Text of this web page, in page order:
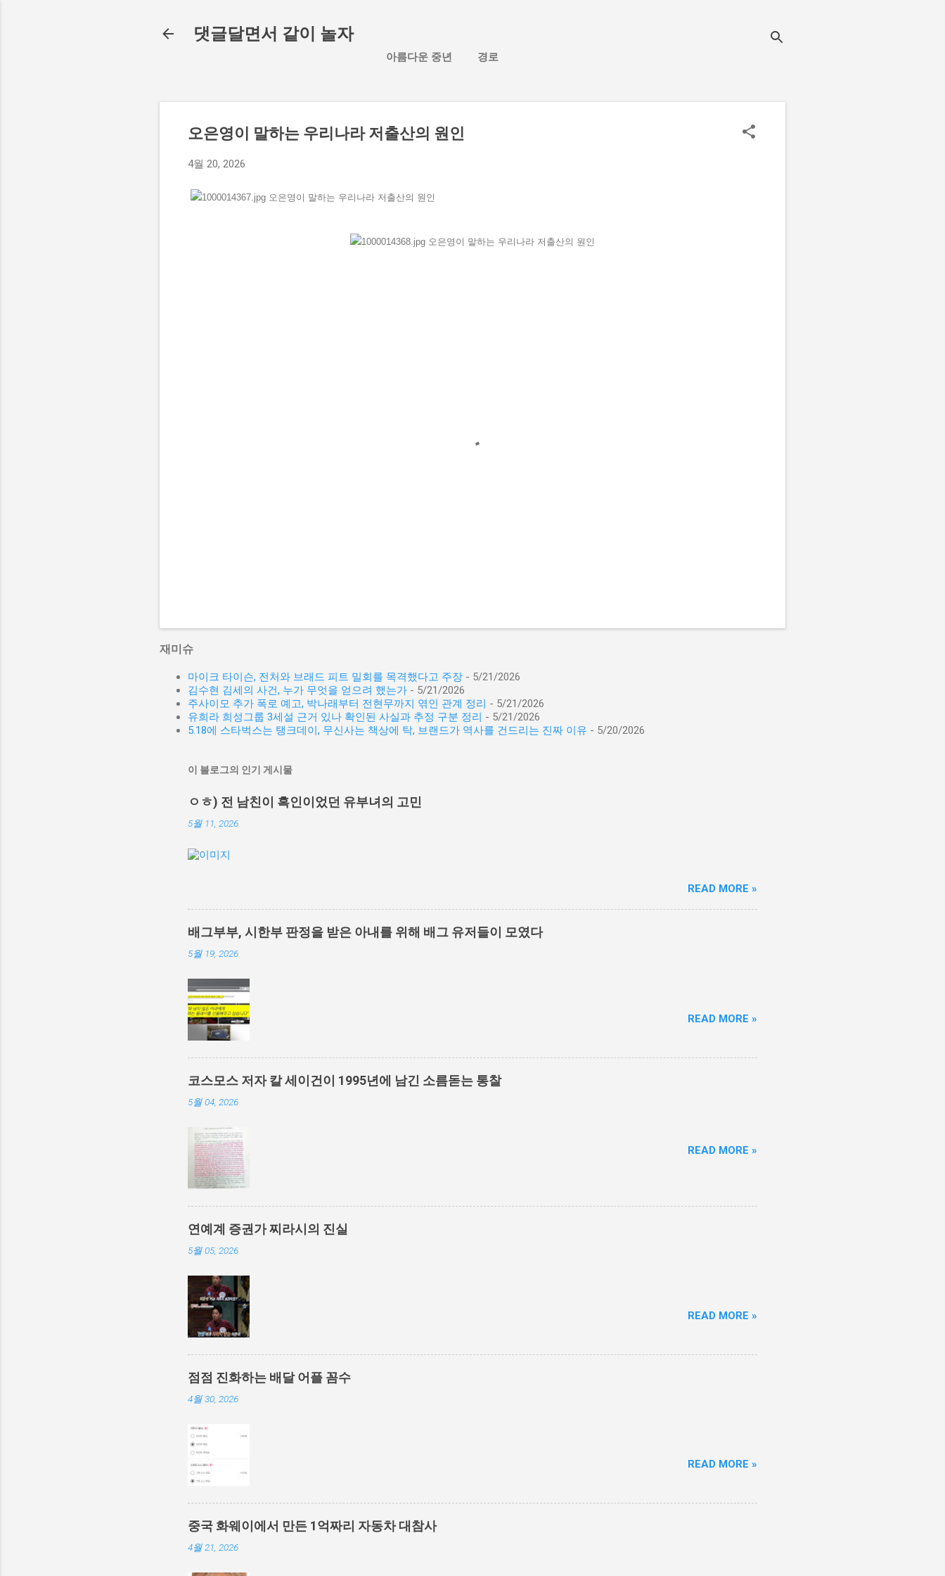
댓글달면서 같이 놀자
아름다운 중년 경로
오은영이 말하는 우리나라 저출산의 원인
4월 20, 2026
재미슈
마이크 타이슨, 전처와 브래드 피트 밀회를 목격했다고 주장 - 5/21/2026
김수현 김세의 사건, 누가 무엇을 얻으려 했는가 - 5/21/2026
주사이모 추가 폭로 예고, 박나래부터 전현무까지 엮인 관계 정리 - 5/21/2026
유희라 희성그룹 3세설 근거 있나 확인된 사실과 추정 구분 정리 - 5/21/2026
5.18에 스타벅스는 탱크데이, 무신사는 책상에 탁, 브랜드가 역사를 건드리는 진짜 이유 - 5/20/2026
이 블로그의 인기 게시물
ㅇㅎ) 전 남친이 흑인이었던 유부녀의 고민
5월 11, 2026
READ MORE »
배그부부, 시한부 판정을 받은 아내를 위해 배그 유저들이 모였다
5월 19, 2026
READ MORE »
코스모스 저자 칼 세이건이 1995년에 남긴 소름돋는 통찰
5월 04, 2026
READ MORE »
연예계 증권가 찌라시의 진실
5월 05, 2026
READ MORE »
점점 진화하는 배달 어플 꼼수
4월 30, 2026
READ MORE »
중국 화웨이에서 만든 1억짜리 자동차 대참사
4월 21, 2026